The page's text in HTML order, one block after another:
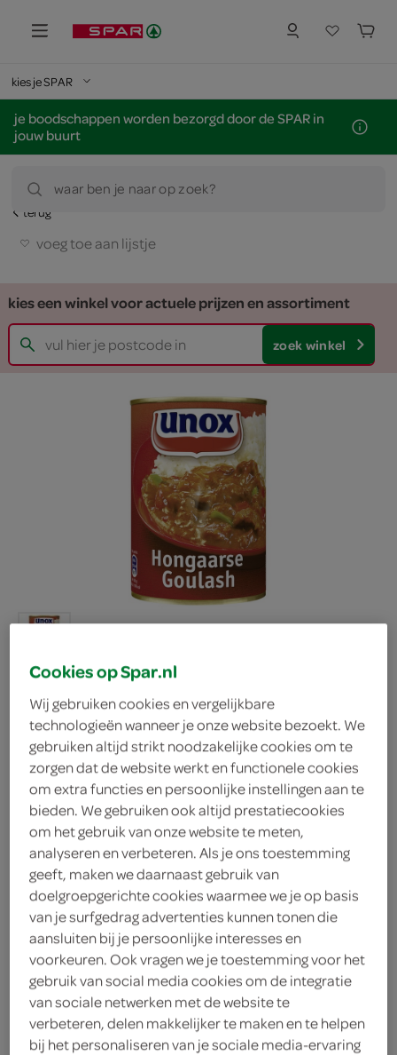
kies je SPAR
je boodschappen worden bezorgd door de SPAR in
jouw buurt
waar ben je naar op zoek?
terug
voeg toe aan lijstje
kies een winkel voor actuele prijzen en assortiment
zoek winkel
Unox Goulash
Hongaarse
Unox
5.
49
420 Gram
Let op: aanbiedingen zijn niet zichtbaar bij de
producten, maar worden wél automatisch
verwerkt in de winkelmand.
Cookies op Spar.nl
Wij gebruiken cookies en vergelijkbare
technologieën wanneer je onze website bezoekt. We
gebruiken altijd strikt noodzakelijke cookies om te
zorgen dat de website werkt en functionele cookies
om extra functies en persoonlijke instellingen aan te
bieden. We gebruiken ook altijd prestatiecookies
om het gebruik van onze website te meten,
analyseren en verbeteren. Als je ons toestemming
geeft, maken we daarnaast gebruik van
doelgroepgerichte cookies waarmee we je op basis
van je surfgedrag advertenties kunnen tonen die
aansluiten bij je persoonlijke interesses en
voorkeuren. Ook vragen we je toestemming voor het
gebruik van social media cookies om de integratie
van sociale netwerken met de website te
verbeteren, delen makkelijker te maken en te helpen
bij het personaliseren van je sociale media-ervaring